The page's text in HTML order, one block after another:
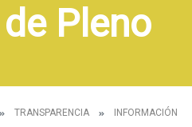
Pleno
TRANSPARENCIA INFORMACIÓN